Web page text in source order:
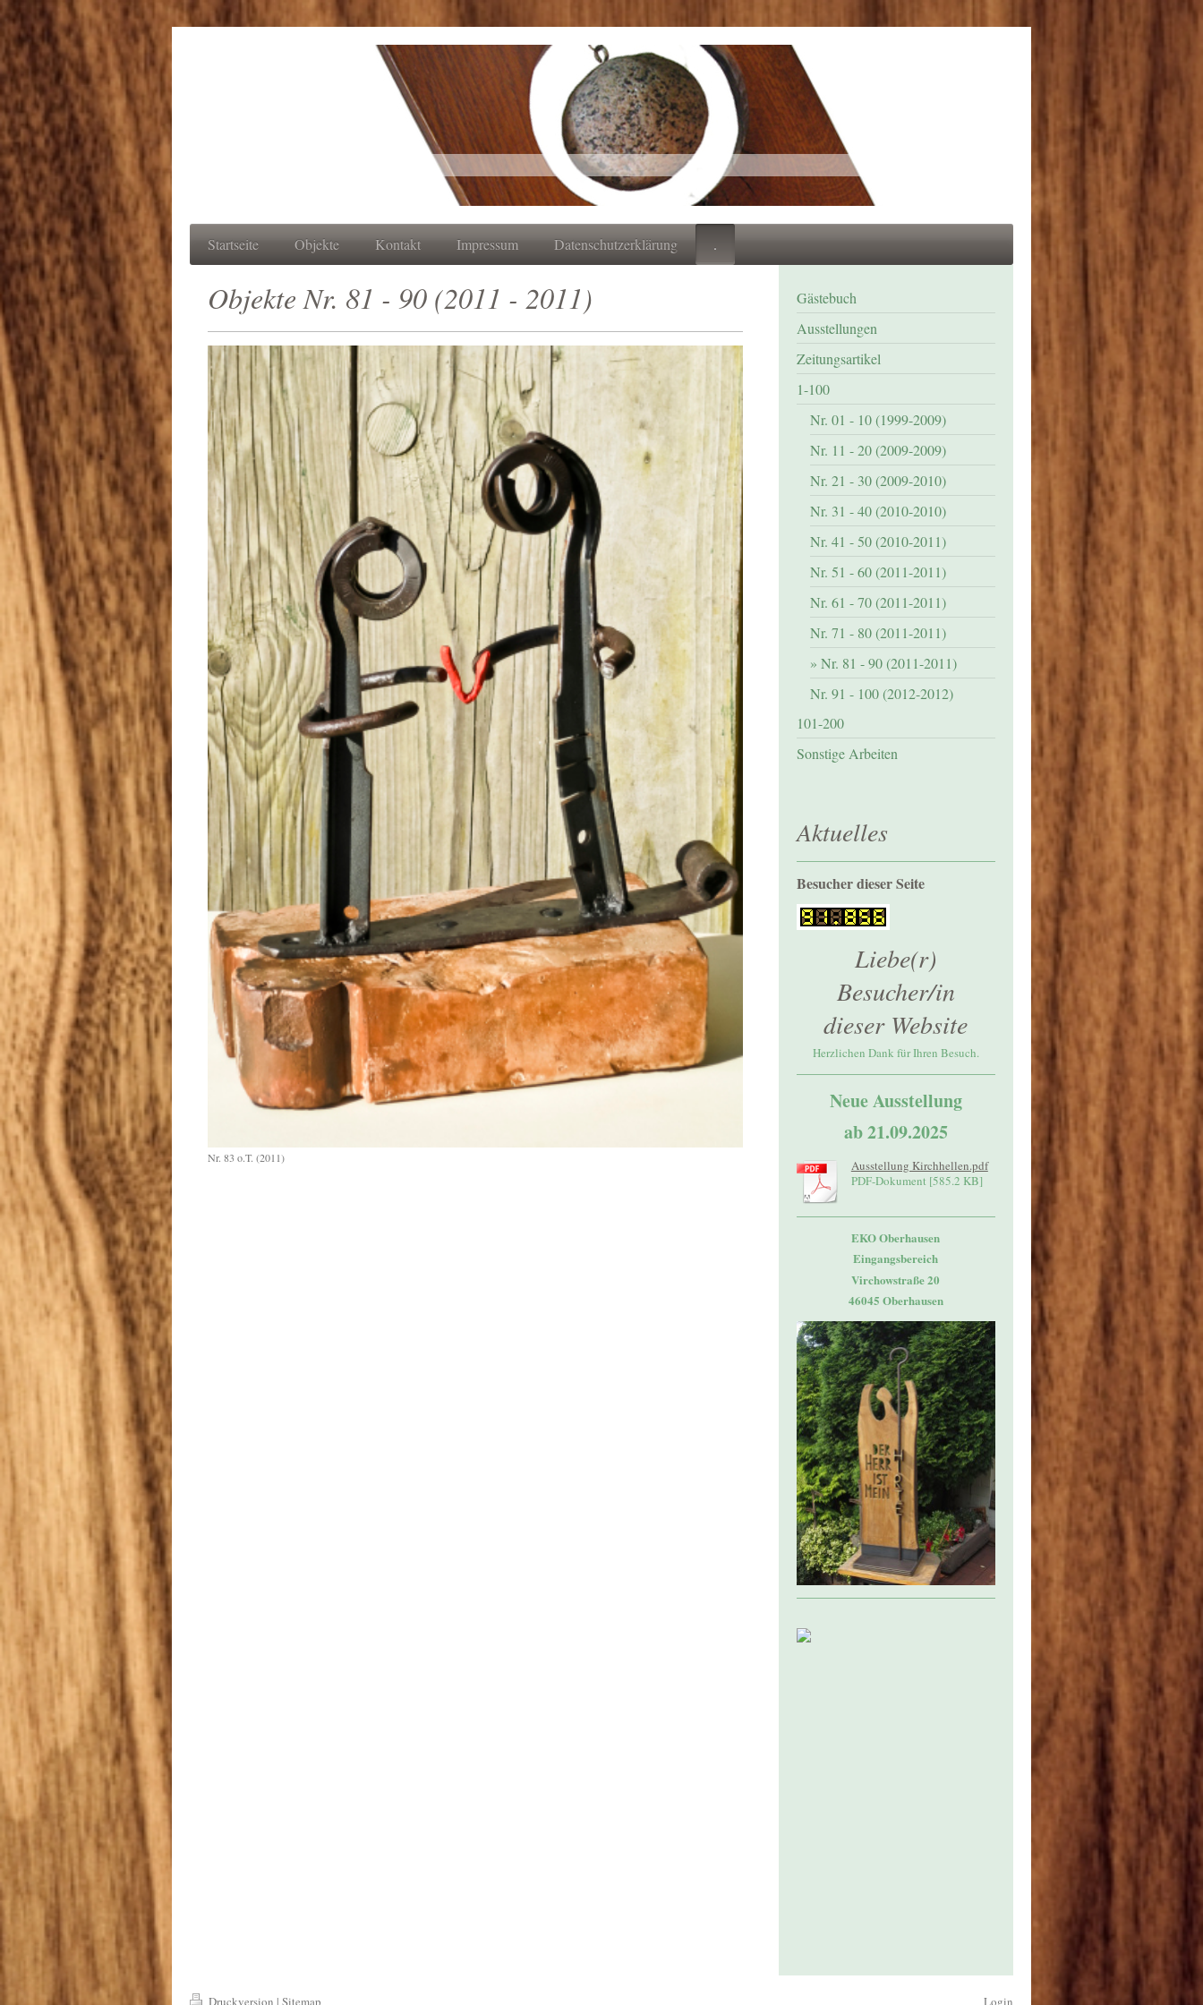
Startseite Objekte Kontakt Impressum Datenschutzerklärung .
Objekte Nr. 81 - 90 (2011 - 2011)
Nr. 83 o.T. (2011)
Gästebuch
Ausstellungen
Zeitungsartikel
1-100
Nr. 01 - 10 (1999-2009)
Nr. 11 - 20 (2009-2009)
Nr. 21 - 30 (2009-2010)
Nr. 31 - 40 (2010-2010)
Nr. 41 - 50 (2010-2011)
Nr. 51 - 60 (2011-2011)
Nr. 61 - 70 (2011-2011)
Nr. 71 - 80 (2011-2011)
Nr. 81 - 90 (2011-2011)
Nr. 91 - 100 (2012-2012)
101-200
Sonstige Arbeiten
Aktuelles
Besucher dieser Seite
Liebe(r)
Besucher/in
dieser Website
Herzlichen Dank für Ihren Besuch.
Neue Ausstellung
ab 21.09.2025
Ausstellung Kirchhellen.pdf
PDF-Dokument [585.2 KB]
EKO Oberhausen
Eingangsbereich
Virchowstraße 20
46045 Oberhausen
Druckversion | Sitemap Login